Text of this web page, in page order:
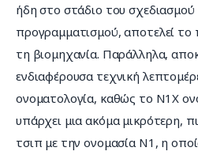
ήδη στο στάδιο του σχεδιασμού
προγραμματισμού, αποτελεί το
τη βιομηχανία. Παράλληλα,
ενδιαφέρουσα τεχνική
ονοματολογία, καθώς το N1X
υπάρχει μια ακόμα μικρότερη,
τσιπ με την ονομασία N1, η